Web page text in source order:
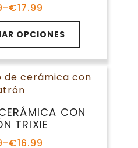
-€17.99
Rango
de
precios:
desde
€5.99
hasta
€17.99
OPCIONES
CON
TRIXIE
-€16.99